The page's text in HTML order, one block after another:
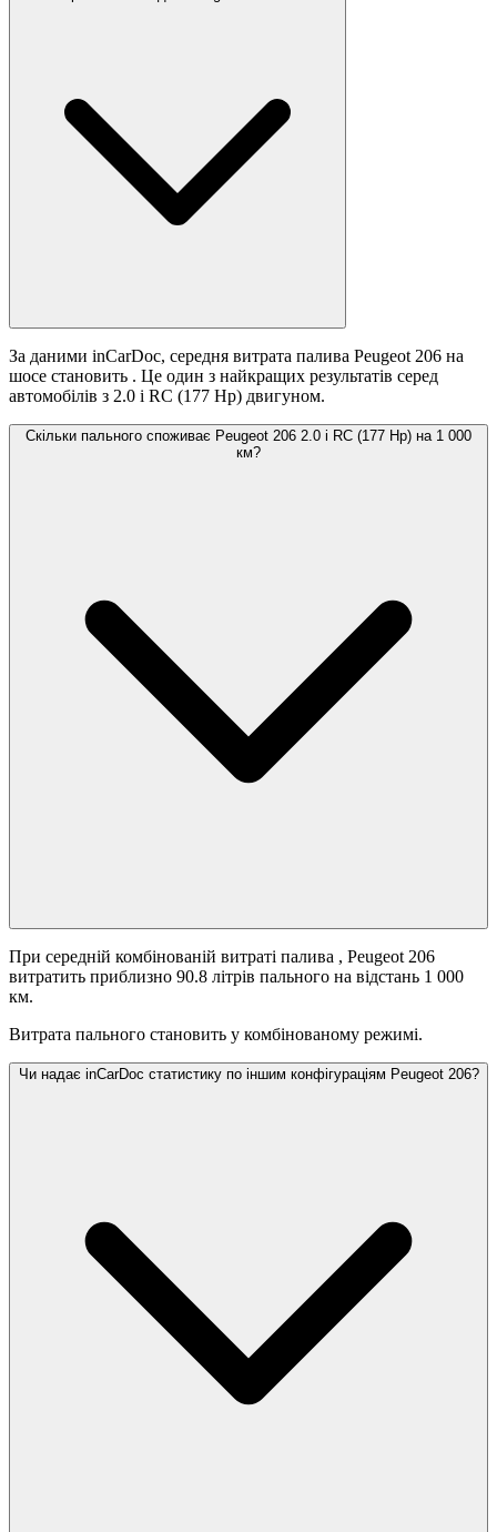
За даними inCarDoc, середня витрата палива Peugeot 206 на
шосе становить . Це один з найкращих результатів серед
автомобілів з 2.0 i RC (177 Hp) двигуном.
Скільки пального споживає Peugeot 206 2.0 i RC (177 Hp) на 1 000
км?
При середній комбінованій витраті палива , Peugeot 206
витратить приблизно 90.8 літрів пального на відстань 1 000
км.
Витрата пального становить у комбінованому режимі.
Чи надає inCarDoc статистику по іншим конфігураціям Peugeot 206?